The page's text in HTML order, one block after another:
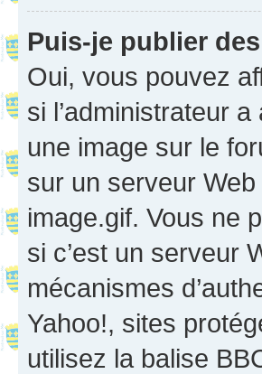
Puis-je publier
Oui, vous pouvez
si l’administrateur
une image sur le
sur un serveur
image.gif. Vous ne
si c’est un serveur
mécanismes
Yahoo!, sites
utilisez la balise